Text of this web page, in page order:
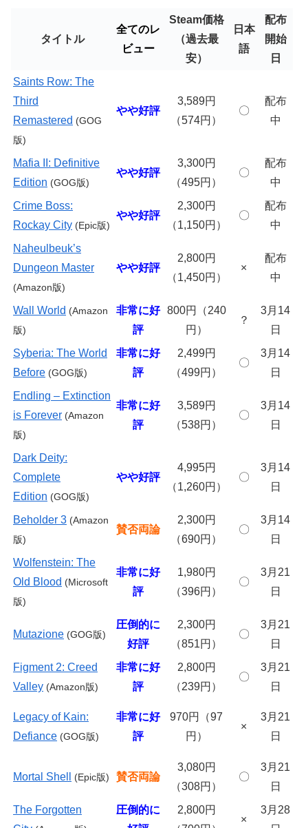
タイトル
全てのレ
ビュー
Steam価格
（過去最
安）
日本
語
配布
開始
日
Saints Row: The
Third
Remastered (GOG
版)
やや好評
3,589円
（574円）
〇
配布
中
Mafia II: Definitive
Edition (GOG版)
やや好評
3,300円
（495円）
〇
配布
中
Crime Boss:
Rockay City (Epic版)
やや好評
2,300円
（1,150円）
〇
配布
中
Naheulbeuk’s
Dungeon Master
(Amazon版)
やや好評
2,800円
（1,450円）
×
配布
中
Wall World (Amazon
版)
非常に好
評
800円（240
円）
？
3月14
日
Syberia: The World
Before (GOG版)
非常に好
評
2,499円
（499円）
〇
3月14
日
Endling – Extinction
is Forever (Amazon
版)
非常に好
評
3,589円
（538円）
〇
3月14
日
Dark Deity:
Complete
Edition (GOG版)
やや好評
4,995円
（1,260円）
〇
3月14
日
Beholder 3 (Amazon
版)
賛否両論
2,300円
（690円）
〇
3月14
日
Wolfenstein: The
Old Blood (Microsoft
版)
非常に好
評
1,980円
（396円）
〇
3月21
日
Mutazione (GOG版)
圧倒的に
好評
2,300円
（851円）
〇
3月21
日
Figment 2: Creed
Valley (Amazon版)
非常に好
評
2,800円
（239円）
〇
3月21
日
Legacy of Kain:
Defiance (GOG版)
非常に好
評
970円（97
円）
×
3月21
日
Mortal Shell (Epic版) 賛否両論
3,080円
（308円）
〇
3月21
日
The Forgotten
圧倒的に
2,800円
×
3月28